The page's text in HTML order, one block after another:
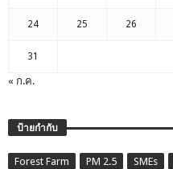
24 25 26
31
« ก.ค.
ป้ายกำกับ
Forest Farm PM 2.5 SMEs